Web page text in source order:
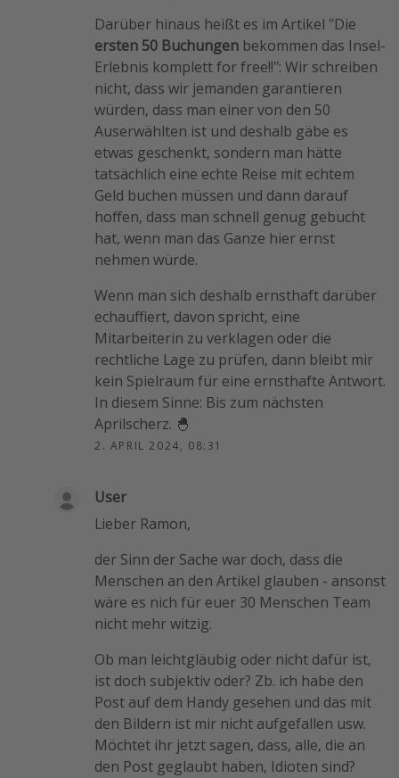
Darüber hinaus heißt es im Artikel "Die
ersten 50 Buchungen bekommen das Insel-
Erlebnis komplett for free!!": Wir schreiben
nicht, dass wir jemanden garantieren
würden, dass man einer von den 50
Auserwählten ist und deshalb gäbe es
etwas geschenkt, sondern man hätte
tatsächlich eine echte Reise mit echtem
Geld buchen müssen und dann darauf
hoffen, dass man schnell genug gebucht
hat, wenn man das Ganze hier ernst
nehmen würde.
Wenn man sich deshalb ernsthaft darüber
echauffiert, davon spricht, eine
Mitarbeiterin zu verklagen oder die
rechtliche Lage zu prüfen, dann bleibt mir
kein Spielraum für eine ernsthafte Antwort.
In diesem Sinne: Bis zum nächsten
Aprilscherz. 🐣
2. APRIL 2024, 08:31
User
Lieber Ramon,
der Sinn der Sache war doch, dass die
Menschen an den Artikel glauben - ansonst
wäre es nich für euer 30 Menschen Team
nicht mehr witzig.
Ob man leichtgläubig oder nicht dafür ist,
ist doch subjektiv oder? Zb. ich habe den
Post auf dem Handy gesehen und das mit
den Bildern ist mir nicht aufgefallen usw.
Möchtet ihr jetzt sagen, dass, alle, die an
den Post geglaubt haben, Idioten sind?